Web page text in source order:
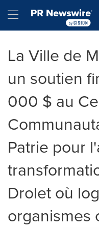
Hamburger menu
La Ville de
un soutien
000 $ au
Patrie pour
Drolet où
organismes